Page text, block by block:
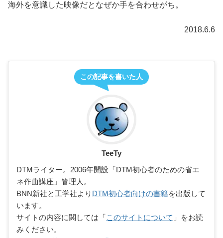
海外を意識した映像だとなぜか手を合わせがち。
2018.6.6
この記事を書いた人
TeeTy
DTMライター。2006年開設「DTM初心者のための省エ
ネ作曲講座」管理人。
BNN新社と工学社より DTM初心者向けの書籍を出版して
います。
サイトの内容に関しては「 このサイトについて 」をお読
みください。